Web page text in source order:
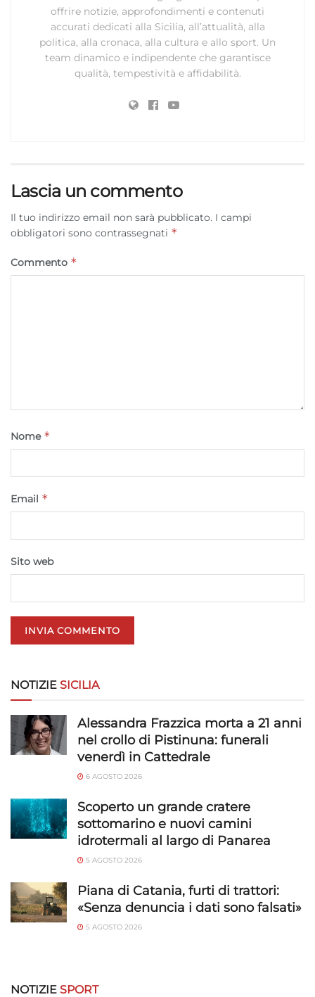
offrire notizie, approfondimenti e contenuti
accurati dedicati alla Sicilia, all’attualità, alla
politica, alla cronaca, alla cultura e allo sport. Un
team dinamico e indipendente che garantisce
qualità, tempestività e affidabilità.
Lascia un commento
Il tuo indirizzo email non sarà pubblicato. I campi
obbligatori sono contrassegnati *
Commento *
Nome *
Email *
Sito web
NOTIZIE SICILIA
Alessandra Frazzica morta a 21 anni
nel crollo di Pistinuna: funerali
venerdì in Cattedrale
6 AGOSTO 2026
Scoperto un grande cratere
sottomarino e nuovi camini
idrotermali al largo di Panarea
5 AGOSTO 2026
Piana di Catania, furti di trattori:
«Senza denuncia i dati sono falsati»
5 AGOSTO 2026
NOTIZIE SPORT